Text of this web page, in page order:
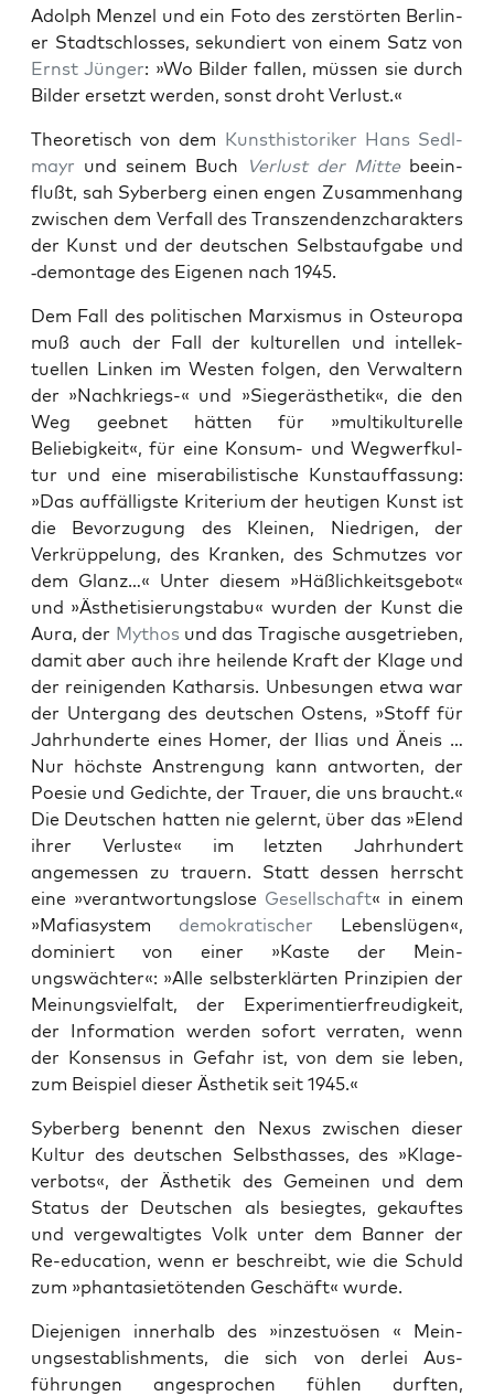
Adolph Men­zel und ein Foto des zer­störten Berlin­
er Stadtschloss­es, sekundiert von einem Satz von
Ernst Jünger: »Wo Bilder fall­en, müssen sie durch
Bilder erset­zt wer­den, son­st dro­ht Ver­lust.«
The­o­retisch von dem Kun­sthis­torik­er Hans Sedl­
mayr und seinem Buch Ver­lust der Mittebee­in­
flußt, sah Syber­berg einen engen Zusam­men­hang
zwis­chen dem Ver­fall des Tran­szen­den­zcharak­ters
der Kun­st und der deutschen Selb­stauf­gabe und
‑demon­tage des Eige­nen nach 1945.
Dem Fall des poli­tis­chen Marx­is­mus in Osteu­ropa
muß auch der Fall der kul­turellen und intellek­
tuellen Linken im West­en fol­gen, den Ver­wal­tern
der »Nachkriegs-« und »Siegeräs­thetik«, die den
Weg geeb­net hät­ten für »mul­ti­kul­turelle
Beliebigkeit«, für eine Kon­sum- und Weg­w­er­fkul­
tur und eine mis­er­abilis­tis­che Kun­stauf­fas­sung:
»Das auf­fäl­lig­ste Kri­teri­um der heuti­gen Kun­st ist
die Bevorzu­gung des Kleinen, Niedri­gen, der
Verkrüp­pelung, des Kranken, des Schmutzes vor
dem Glanz…« Unter diesem »Häßlichkeits­ge­bot«
und »Ästhetisierungstabu« wur­den der Kun­st die
Aura, der Mythos und das Tragis­che aus­getrieben,
damit aber auch ihre heilende Kraft der Klage und
der reini­gen­den Kathar­sis. Unbe­sun­gen etwa war
der Unter­gang des deutschen Ostens, »Stoff für
Jahrhun­derte eines Homer, der Ilias und Äneis …
Nur höch­ste Anstren­gung kann antworten, der
Poe­sie und Gedichte, der Trauer, die uns braucht.«
Die Deutschen hat­ten nie gel­ernt, über das »Elend
ihrer Ver­luste« im let­zten Jahrhun­dert
angemessen zu trauern. Statt dessen herrscht
eine »ver­ant­wor­tungslose Gesellschaft« in einem
»Mafi­asys­tem demokratis­ch­er Lebenslü­gen«,
dominiert von ein­er »Kaste der Mei­n­
ungswächter«: »Alle selb­sterk­lärten Prinzip­i­en der
Mei­n­ungsvielfalt, der Exper­i­men­tier­freudigkeit,
der Infor­ma­tion wer­den sofort ver­rat­en, wenn
der Kon­sen­sus in Gefahr ist, von dem sie leben,
zum Beispiel dieser Ästhetik seit 1945.«
Syber­berg benen­nt den Nexus zwis­chen dieser
Kul­tur des deutschen Selb­sthas­s­es, des »Klage­
ver­bots«, der Ästhetik des Gemeinen und dem
Sta­tus der Deutschen als besiegtes, gekauftes
und verge­waltigtes Volk unter dem Ban­ner der
Re-edu­ca­tion, wenn er beschreibt, wie die Schuld
zum »phan­tasi­etö­ten­den Geschäft« wurde.
Diejeni­gen inner­halb des »inzes­tuösen « Mei­n­
ungses­tab­lish­ments, die sich von der­lei Aus­
führun­gen ange­sprochen fühlen durften,